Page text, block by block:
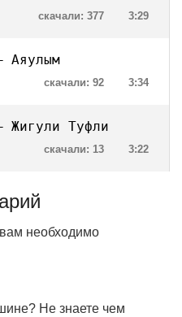
3:29
скачали: 377
Аяулым
3:34
скачали: 92
Жигули Туфли
3:22
скачали: 13
необходимо
Не знаете чем